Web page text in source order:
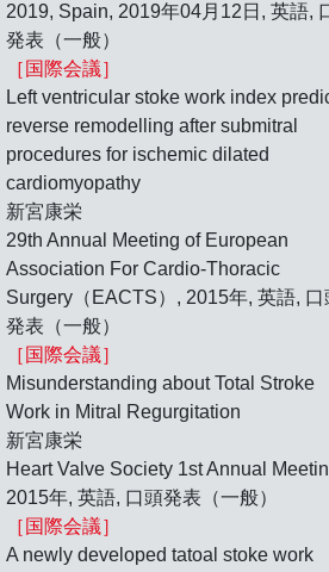
2019, Spain, 2019年04月12日 , 英語,
発表（一般）
［国際会議］
Left ventricular stoke work index
reverse remodelling after submitral
procedures for ischemic dilated
cardiomyopathy
新宮康栄
29th Annual Meeting of European
Association For Cardio-Thoracic
Surgery（EACTS）, 2015年, 英語, 口
発表（一般）
［国際会議］
Misunderstanding about Total Stroke
Work in Mitral Regurgitation
新宮康栄
Heart Valve Society 1st Annual
2015年, 英語, 口頭発表（一般）
［国際会議］
A newly developed tatoal stoke work